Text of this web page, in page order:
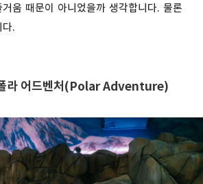
움 때문이 아니었을까 생각합니다. 물론
.
라 어드벤처(Polar Adventure)